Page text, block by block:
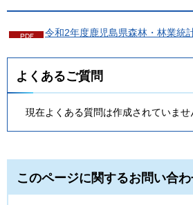
令和2年度鹿児島県森林・林業統
よくあるご質問
現在よくある質問は作成されていませ
このページに関するお問い合